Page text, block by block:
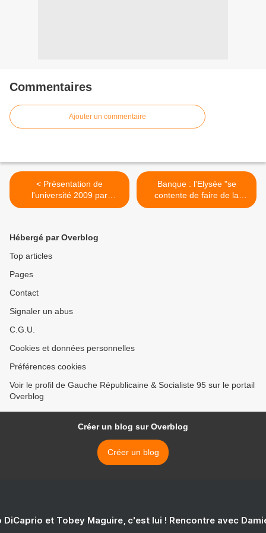
Commentaires
Ajouter un commentaire
< Présentation de
l'université 2009 par
Emmanuel Maurel
Banque : l'Elysée "se
contente de faire de la
communication" >
Hébergé par Overblog
Top articles
Pages
Contact
Signaler un abus
C.G.U.
Cookies et données personnelles
Préférences cookies
Voir le profil de Gauche Républicaine & Socialiste 95 sur le portail
Overblog
Créer un blog sur Overblog
Créer un blog
DiCaprio et Tobey Maguire, c'est lui ! Rencontre avec